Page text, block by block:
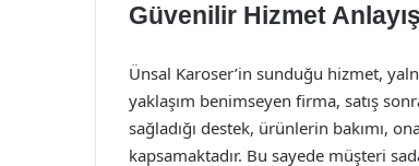
Güvenilir Hizmet
Ünsal Karoser’in sunduğu hizmet,
yaklaşım benimseyen firma, satış
sağladığı destek, ürünlerin bakımı,
kapsamaktadır. Bu sayede müşteri